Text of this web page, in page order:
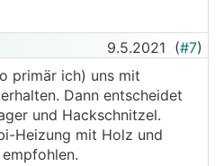
9.5.2021 (#7)
primär ich) uns mit
Dann entscheidet
und Hackschnitzel.
Heizung mit Holz und